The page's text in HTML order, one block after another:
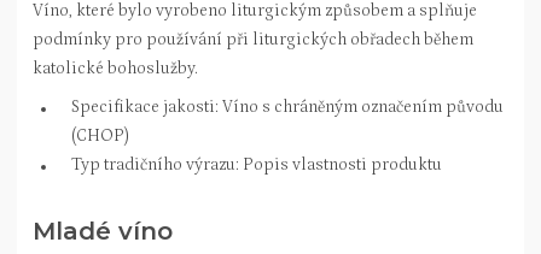
Víno, které bylo vyrobeno liturgickým způsobem a splňuje
podmínky pro používání při liturgických obřadech během
katolické bohoslužby.
Specifikace jakosti: Víno s chráněným označením původu
(CHOP)
Typ tradičního výrazu: Popis vlastnosti produktu
Mladé víno